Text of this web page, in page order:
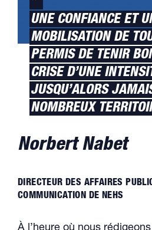
UNE CONFIANCE ET
MOBILISATION DE
PERMIS DE TENIR
CRISE D’UNE
JUSQU’ALORS
NOMBREUX
Norbert Nabet
DIRECTEUR DES AFFAIRES
COMMUNICATION DE NEHS